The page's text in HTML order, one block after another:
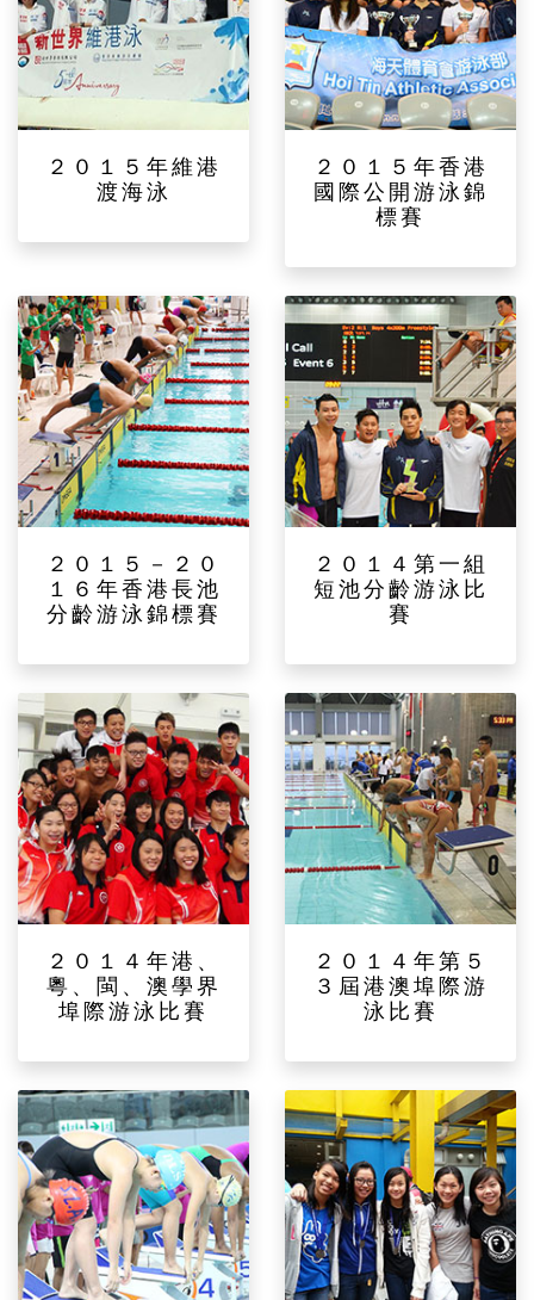
２０１５年維港
渡海泳
２０１５年香港
國際公開游泳錦
標賽
２０１５－２０
１６年香港長池
分齡游泳錦標賽
２０１４第一組
短池分齡游泳比
賽
２０１４年港、
粵、閩、澳學界
埠際游泳比賽
２０１４年第５
３屆港澳埠際游
泳比賽